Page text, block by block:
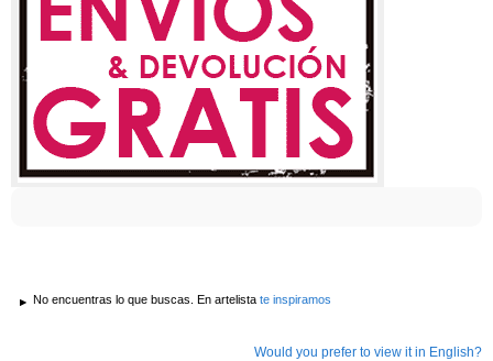
No encuentras lo que buscas. En artelista te inspiramos
Would you prefer to view it in English?